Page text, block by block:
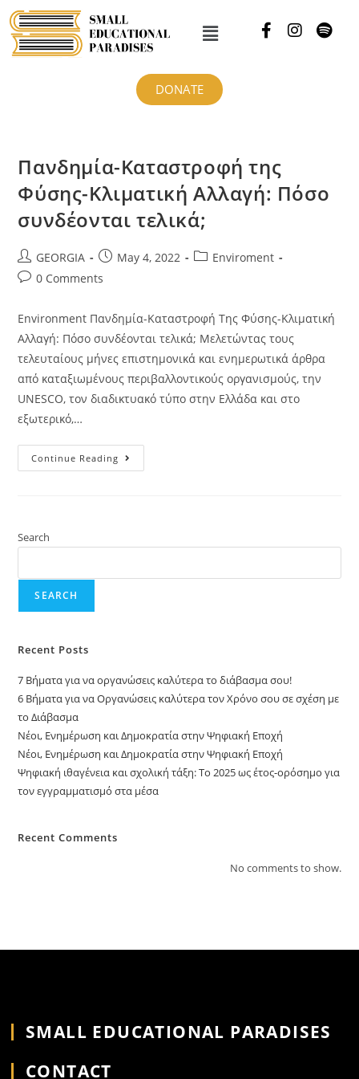
DONATE
Πανδημία-Καταστροφή της
Φύσης-Κλιματική Αλλαγή: Πόσο
συνδέονται τελικά;
GEORGIA May 4, 2022
Enviroment
0 Comments
Environment Πανδημία-Καταστροφή Της Φύσης-Κλιματική
Αλλαγή: Πόσο συνδέονται τελικά; Μελετώντας τους
τελευταίους μήνες επιστημονικά και ενημερωτικά άρθρα
από καταξιωμένους περιβαλλοντικούς οργανισμούς, την
UNESCO, τον διαδικτυακό τύπο στην Ελλάδα και στο
εξωτερικό,…
Continue Reading
Search
SEARCH
Recent Posts
7 Βήματα για να οργανώσεις καλύτερα το διάβασμα σου!
6 Bήματα για να Oργανώσεις καλύτερα τον Xρόνο σου σε σχέση με
το Διάβασμα
Νέοι, Ενημέρωση και Δημοκρατία στην Ψηφιακή Εποχή
Νέοι, Ενημέρωση και Δημοκρατία στην Ψηφιακή Εποχή
Ψηφιακή ιθαγένεια και σχολική τάξη: Το 2025 ως έτος-ορόσημο για
τον εγγραμματισμό στα μέσα
Recent Comments
No comments to show.
SMALL EDUCATIONAL PARADISES
CONTACT